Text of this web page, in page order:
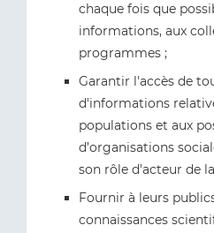
chaque fois que
informations, aux
programmes ;
Garantir l'accès de
d'informations
populations et aux
d’organisations
son rôle d'acteur de
Fournir à leurs
connaissances